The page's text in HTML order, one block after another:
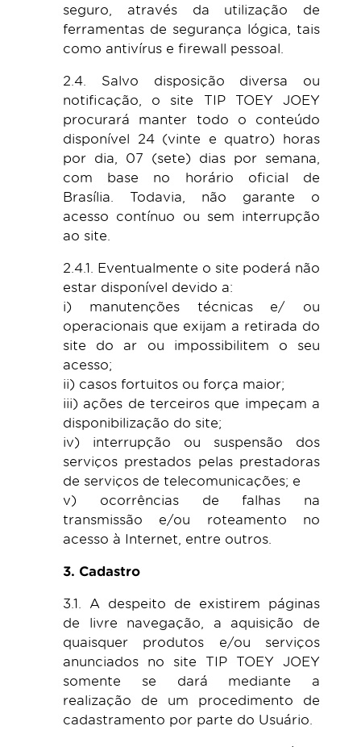
seguro, através da utilização de
ferramentas de segurança lógica, tais
como antivírus e firewall pessoal.
2.4. Salvo disposição diversa ou
notificação, o site TIP TOEY JOEY
procurará manter todo o conteúdo
disponível 24 (vinte e quatro) horas
por dia, 07 (sete) dias por semana,
com base no horário oficial de
Brasília. Todavia, não garante o
acesso contínuo ou sem interrupção
ao site.
2.4.1. Eventualmente o site poderá não
estar disponível devido a:
i) manutenções técnicas e/ ou
operacionais que exijam a retirada do
site do ar ou impossibilitem o seu
acesso;
ii) casos fortuitos ou força maior;
iii) ações de terceiros que impeçam a
disponibilização do site;
iv) interrupção ou suspensão dos
serviços prestados pelas prestadoras
de serviços de telecomunicações; e
v) ocorrências de falhas na
transmissão e/ou roteamento no
acesso à Internet, entre outros.
3. Cadastro
3.1. A despeito de existirem páginas
de livre navegação, a aquisição de
quaisquer produtos e/ou serviços
anunciados no site TIP TOEY JOEY
somente se dará mediante a
realização de um procedimento de
cadastramento por parte do Usuário.